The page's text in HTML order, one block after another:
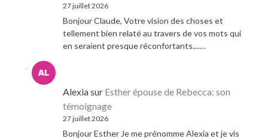
27 juillet 2026
Bonjour Claude, Votre vision des choses et
tellement bien relaté au travers de vos mots qui
en seraient presque réconfortants....…
Alexiasur Esther épouse de Rebecca: son
témoignage
27 juillet 2026
Bonjour Esther Je me prénomme Alexia et je vis